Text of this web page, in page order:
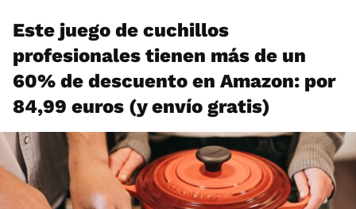
Este juego de cuchillos
profesionales tienen más de un
60% de descuento en Amazon: por
84,99 euros (y envío gratis)